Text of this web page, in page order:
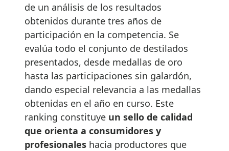
de un análisis de los resultados
obtenidos durante tres años de
participación en la competencia. Se
evalúa todo el conjunto de destilados
presentados, desde medallas de oro
hasta las participaciones sin galardón,
dando especial relevancia a las medallas
obtenidas en el año en curso. Este
ranking constituye un sello de calidad
que orienta a consumidores y
profesionales hacia productores que